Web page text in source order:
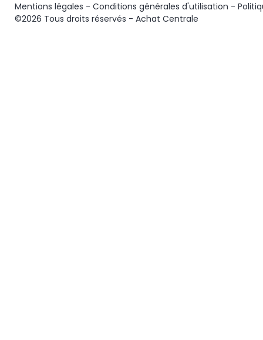
Mentions légales - Conditions générales d'utilisation -
©2026 Tous droits réservés - Achat Centrale